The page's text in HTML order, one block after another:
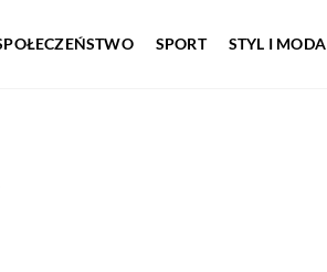
SPORT STYL I MODA